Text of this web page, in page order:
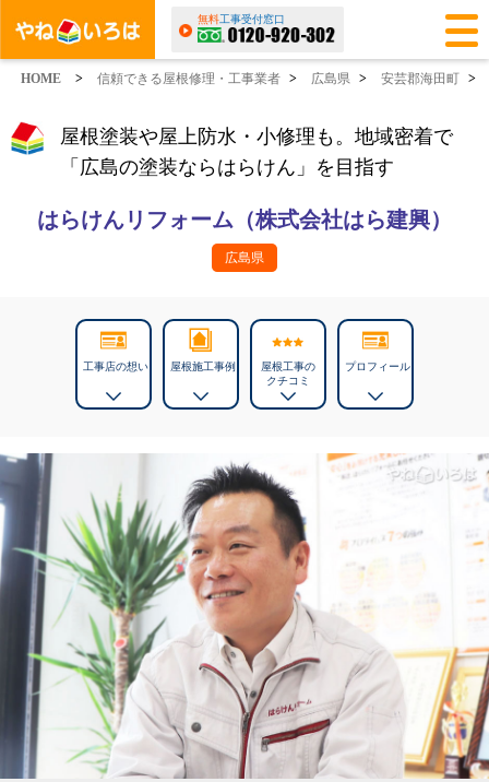
無料工事受付窓口
HOME > 信頼できる屋根修理・工事業者 > 広島県 > 安芸郡海田町 >
屋根塗装や屋上防水・小修理も。地域密着で
「広島の塗装ならはらけん」を目指す
はらけんリフォーム（株式会社はら建興）
広島県
工事店の想い 屋根施工事例
屋根工事の
クチコミ
プロフィール